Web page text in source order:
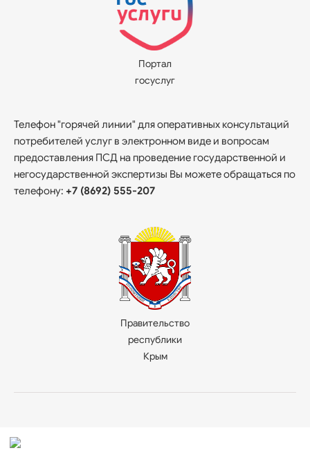
Портал
госуслуг
Телефон "горячей линии" для оперативных консультаций
потребителей услуг в электронном виде и вопросам
предоставления ПСД на проведение государственной и
негосударственной экспертизы Вы можете обращаться по
телефону: +7 (8692) 555-207
Правительство
республики
Крым